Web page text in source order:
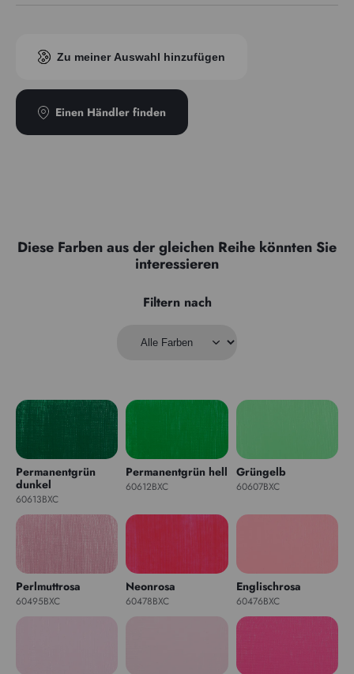
TransparenzZu meiner Auswahl hinzufügen
Einen Händler finden
Diese Farben aus der gleichen Reihe könnten Sie
interessieren
Filtern nach
Permanentgrün
dunkel
60613BXC
Permanentgrün hell
60612BXC
Grüngelb
60607BXC
Perlmuttrosa
60495BXC
Neonrosa
60478BXC
Englischrosa
60476BXC